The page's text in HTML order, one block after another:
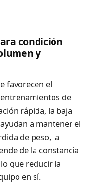
condición
y
favorecen el
de
rápida, la baja
a mantener el
de peso, la
de la constancia
que reducir la
en sí.